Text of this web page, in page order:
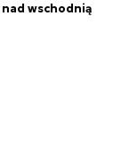
wschodnią